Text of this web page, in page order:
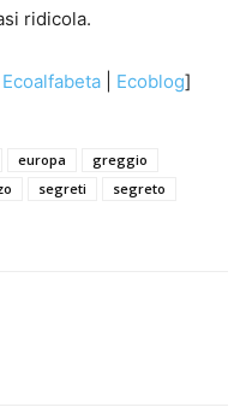
ridicola.
Ecoalfabeta Ecoblog]
europa
greggio
segreti
segreto